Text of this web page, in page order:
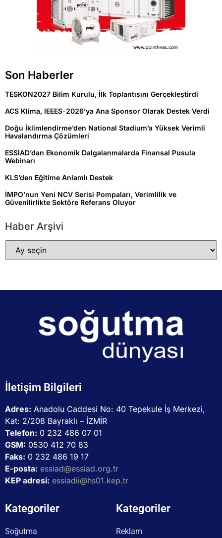
Son Haberler
TESKON2027 Bilim Kurulu, İlk Toplantısını Gerçekleştirdi
ACS Klima, IEEES-2026’ya Ana Sponsor Olarak Destek Verdi
Doğu İklimlendirme’den National Stadium’a Yüksek Verimli
Havalandırma Çözümleri
ESSİAD’dan Ekonomik Dalgalanmalarda Finansal Pusula
Webinarı
KLS’den Eğitime Anlamlı Destek
İMPO’nun Yeni NCV Serisi Pompaları, Verimlilik ve
Güvenilirlikte Sektöre Referans Oluyor
Haber Arşivi
İletişim Bilgileri
Adres: Anadolu Caddesi No: 40 Tepekule İş Merkezi,
Kat: 2/208 Bayraklı – İZMİR
Telefon: 0 232 486 07 01
GSM: 0530 412 70 83
Faks: 0 232 486 19 17
E-posta: essiad@essiad.org.tr
KEP adresi: essiadii@hs01.kep.tr
Kategoriler
Soğutma
Kategoriler
Reklam